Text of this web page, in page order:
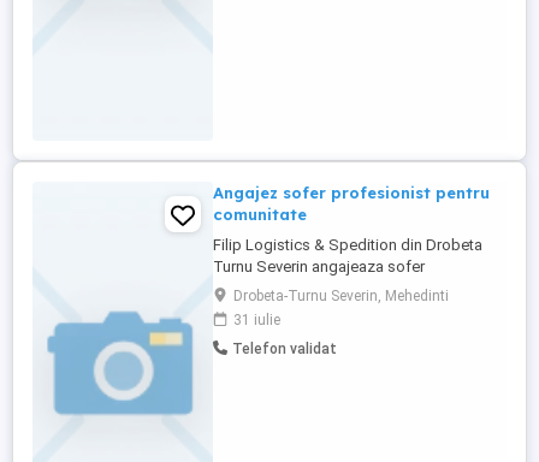
Angajez sofer profesionist pentru
comunitate
Filip Logistics & Spedition din Drobeta
Turnu Severin angajeaza sofer
profesionist C+E Se lucreaza cu LKW
Walter la teminalul de la Herne, curse
intern Germania. Camioane Man E6 Plata
este de 85 de euro pe zi si salariul pe
Drobeta-Turnu Severin, Mehedinti
31 iulie
Telefon validat